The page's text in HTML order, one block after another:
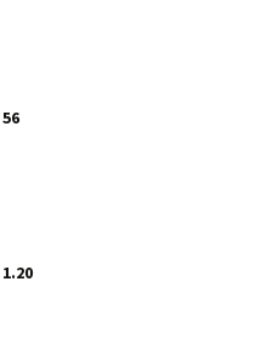
56
1.20